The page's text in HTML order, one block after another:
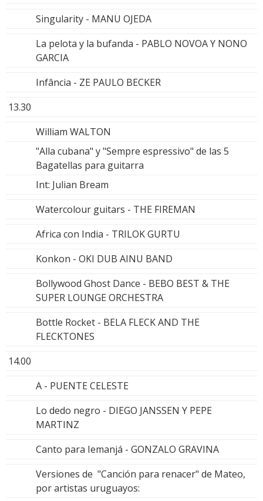
Singularity - MANU OJEDA
La pelota y la bufanda - PABLO NOVOA Y NONO
GARCIA
Infância - ZE PAULO BECKER
13.30
William WALTON
"Alla cubana" y "Sempre espressivo" de las 5
Bagatellas para guitarra
Int: Julian Bream
Watercolour guitars - THE FIREMAN
Africa con India - TRILOK GURTU
Konkon - OKI DUB AINU BAND
Bollywood Ghost Dance - BEBO BEST & THE
SUPER LOUNGE ORCHESTRA
Bottle Rocket - BELA FLECK AND THE
FLECKTONES
14.00
A - PUENTE CELESTE
Lo dedo negro - DIEGO JANSSEN Y PEPE
MARTINZ
Canto para Iemanjá - GONZALO GRAVINA
Versiones de "Canción para renacer" de Mateo,
por artistas uruguayos: